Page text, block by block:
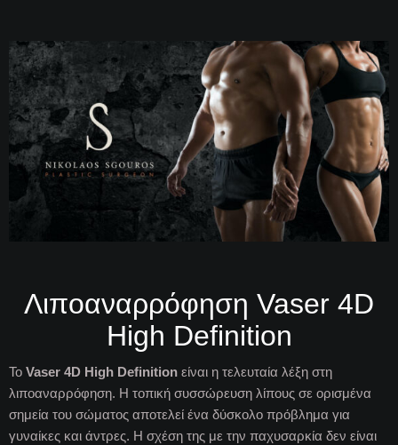
Λιποαναρρόφηση Vaser 4D
High Definition
To Vaser 4D High Definition είναι η τελευταία λέξη στη
λιποαναρρόφηση. Η τοπική συσσώρευση λίπους σε ορισμένα
σημεία του σώματος αποτελεί ένα δύσκολο πρόβλημα για
γυναίκες και άντρες. Η σχέση της με την παχυσαρκία δεν είναι